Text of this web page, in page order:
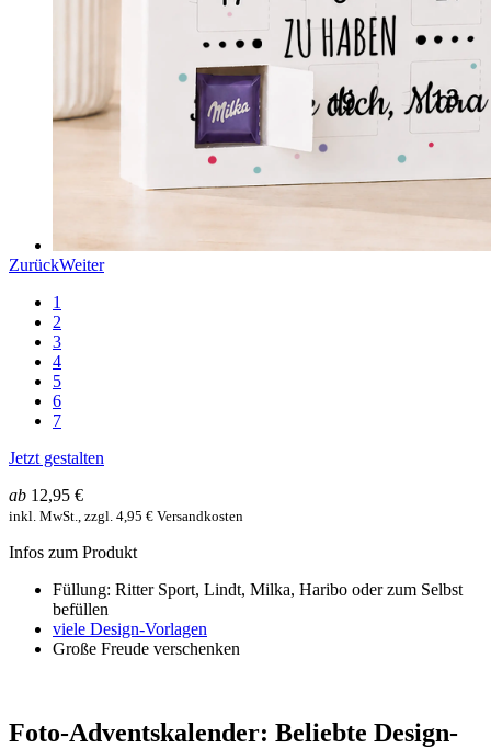
ZurückWeiter
1
2
3
4
5
6
7
Jetzt gestalten
ab 12,95 €
inkl. MwSt., zzgl. 4,95 € Versandkosten
Infos zum Produkt
Füllung: Ritter Sport, Lindt, Milka, Haribo oder zum Selbst
befüllen
viele Design-Vorlagen
Große Freude verschenken
Foto-Adventskalender: Beliebte Design-